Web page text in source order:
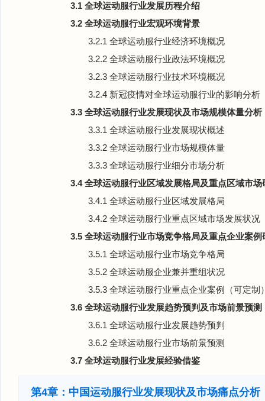
3.1 全球运动服行业发展历程介绍
3.2 全球运动服行业宏观环境背景
3.2.1 全球运动服行业经济环境概况
3.2.2 全球运动服行业政法环境概况
3.2.3 全球运动服行业技术环境概况
3.2.4 新冠疫情对全球运动服行业的影响分析
3.3 全球运动服行业发展现状及市场规模体量分析
3.3.1 全球运动服行业发展现状概述
3.3.2 全球运动服行业市场规模体量
3.3.3 全球运动服行业细分市场分析
3.4 全球运动服行业区域发展格局及重点区域市场
3.4.1 全球运动服行业区域发展格局
3.4.2 全球运动服行业重点区域市场发展状况
3.5 全球运动服行业市场竞争格局及重点企业案例
3.5.1 全球运动服行业市场竞争格局
3.5.2 全球运动服企业兼并重组状况
3.5.3 全球运动服行业重点企业案例（可定制
3.6 全球运动服行业发展趋势预判及市场前景预测
3.6.1 全球运动服行业发展趋势预判
3.6.2 全球运动服行业市场前景预测
3.7 全球运动服行业发展经验借鉴
第4章：中国运动服行业发展现状及市场痛点分析